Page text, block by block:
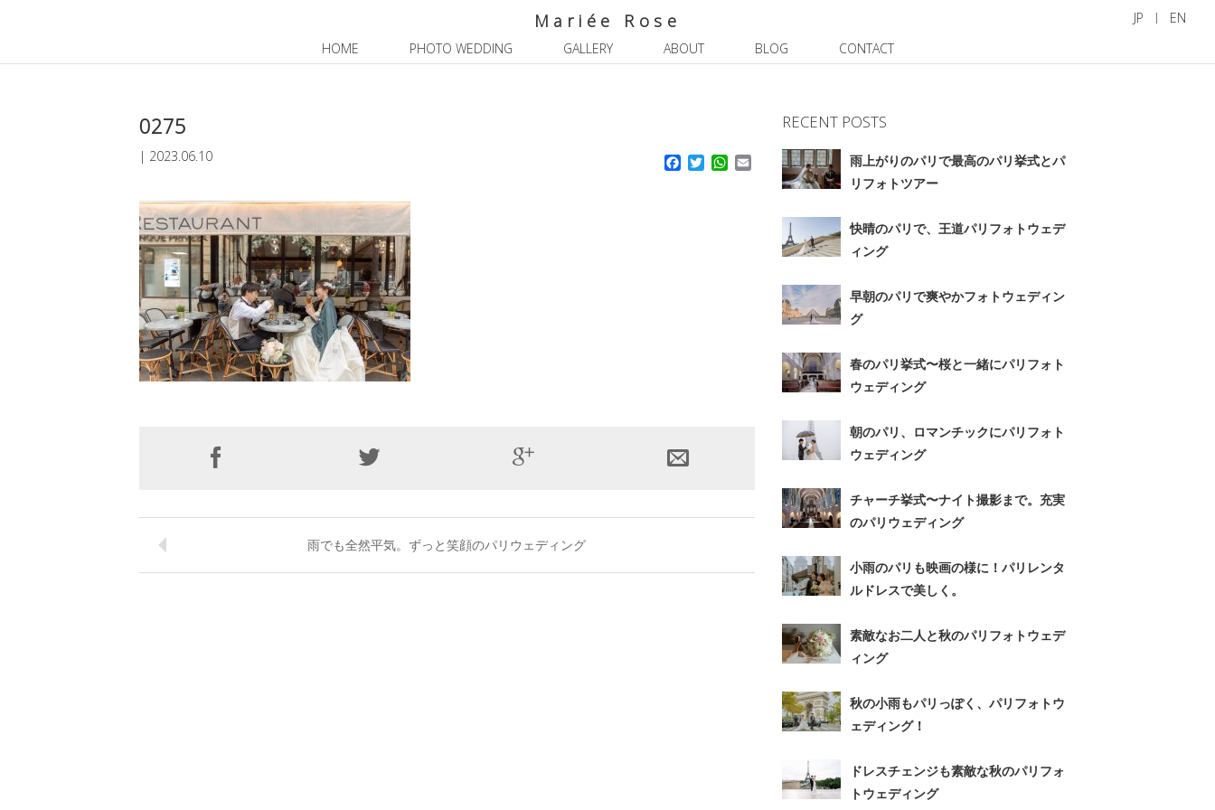
Mariée Rose
HOME PHOTO WEDDING GALLERY ABOUT BLOG CONTACT
JP EN
0275
| 2023.06.10 Facebook
TwitterWhatsApp
Email
雨でも全然平気。ずっと笑顔のパリウェディング
RECENT POSTS
雨上がりのパリで最高のパリ挙式とパ
リフォトツアー
快晴のパリで、王道パリフォトウェデ
ィング
早朝のパリで爽やかフォトウェディン
グ
春のパリ挙式〜桜と一緒にパリフォト
ウェディング
朝のパリ、ロマンチックにパリフォト
ウェディング
チャーチ挙式〜ナイト撮影まで。充実
のパリウェディング
小雨のパリも映画の様に！パリレンタ
ルドレスで美しく。
素敵なお二人と秋のパリフォトウェデ
ィング
秋の小雨もパリっぽく、パリフォトウ
ェディング！
ドレスチェンジも素敵な秋のパリフォ
トウェディング